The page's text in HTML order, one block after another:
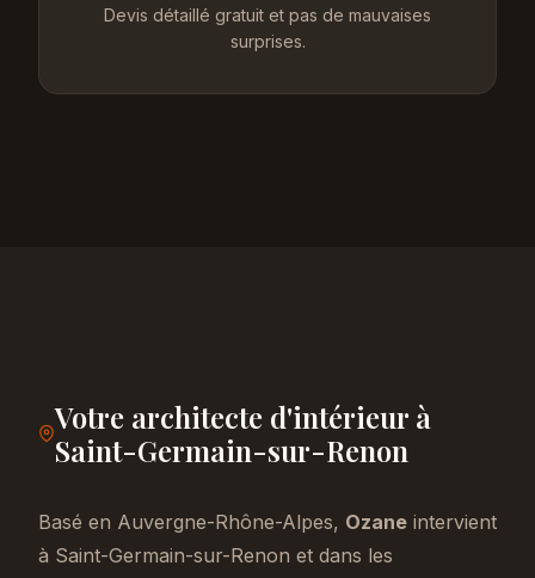
Devis détaillé gratuit et pas de mauvaises
surprises.
Votre architecte d'intérieur à
Saint-Germain-sur-Renon
Basé en Auvergne-Rhône-Alpes, Ozane intervient
à Saint-Germain-sur-Renon et dans les